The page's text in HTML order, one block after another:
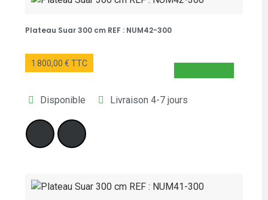
Plateau Suar 300 cm REF : NUM42-300
1 800,00 € TTC
Disponible Livraison 4-7 jours